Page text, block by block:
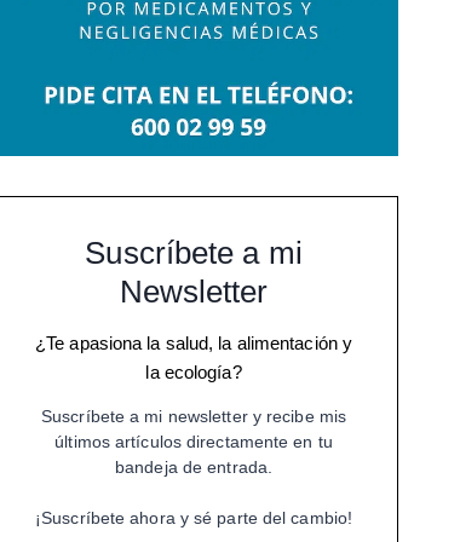
Suscríbete a mi
Newsletter
¿Te apasiona la salud, la alimentación y
la ecología?
Suscríbete a mi newsletter y recibe mis
últimos artículos directamente en tu
bandeja de entrada.
¡Suscríbete ahora y sé parte del cambio!